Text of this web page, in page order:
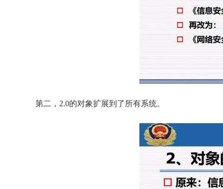
    第二，2.0的对象扩展到了所有系统。